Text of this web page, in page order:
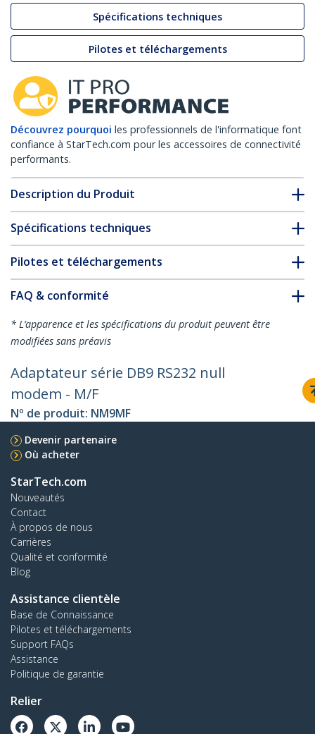
Spécifications techniques
Pilotes et téléchargements
Découvrez pourquoi les professionnels de l'informatique font
confiance à StarTech.com pour les accessoires de connectivité
performants.
Description du Produit
Spécifications techniques
Pilotes et téléchargements
FAQ & conformité
* L’apparence et les spécifications du produit peuvent être
modifiées sans préavis
Adaptateur série DB9 RS232 null
modem - M/F
Nº de produit: NM9MF
Devenir partenaire
Où acheter
StarTech.com
Nouveautés
Contact
À propos de nous
Carrières
Qualité et conformité
Blog
Assistance clientèle
Base de Connaissance
Pilotes et téléchargements
Support FAQs
Assistance
Politique de garantie
Relier